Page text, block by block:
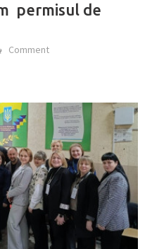
permisul de
Comment